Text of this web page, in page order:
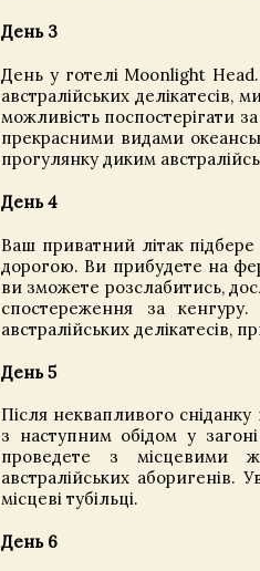
День 3
День у готелі Moonlight
австралійських
можливість поспостерігати
прекрасними видами
прогулянку диким
День 4
Ваш приватний літак
дорогою. Ви прибудете на
ви зможете розслабитись,
спостереження за
австралійських делікатесів,
День 5
Після неквапливого
з наступним обідом у
проведете з місцевими
австралійських аборигенів.
місцеві тубільці.
День 6